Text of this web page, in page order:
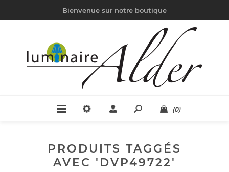
Bienvenue sur notre boutique
(0)
PRODUITS TAGGÉS
AVEC 'DVP49722'